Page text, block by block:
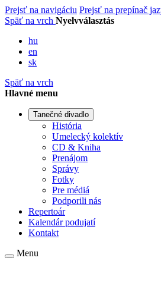
Prejsť na navigáciu Prejsť na prepínač
Späť na vrch Nyelvválasztás
hu
en
sk
Späť na vrch
Hlavné menu
Tanečné divadlo
História
Umelecký kolektív
CD & Kniha
Prenájom
Správy
Fotky
Pre médiá
Podporili nás
Repertoár
Kalendár podujatí
Kontakt
Menu